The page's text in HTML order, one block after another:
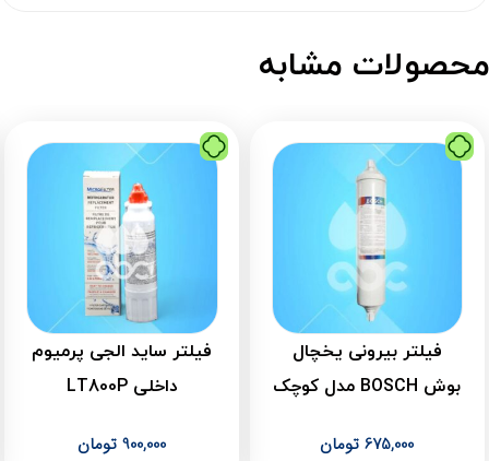
محصولات مشابه
فیلتر بیرونی یخچال
بوش BOSCH مدل کوچک
675,000 تومان
فیلتر ساید الجی پرمیوم
داخلی LT800P
900,000 تومان